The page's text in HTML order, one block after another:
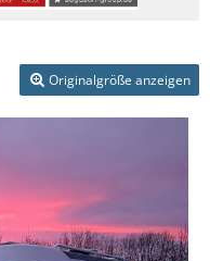
Originalgröße anzeigen